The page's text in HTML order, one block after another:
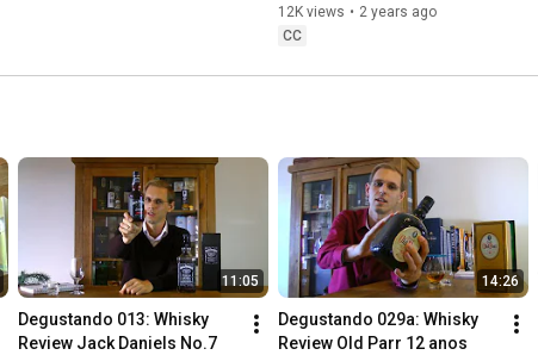
46.3% Review
12K views • 2 years ago
CC
11:05
Degustando 013: Whisky
Review Jack Daniels No.7
14:26
Degustando 029a: Whisky
Review Old Parr 12 anos